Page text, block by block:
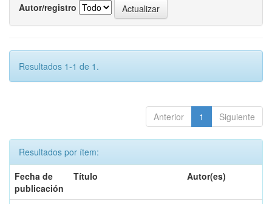
Autor/registro
Resultados 1-1 de 1.
Anterior 1 Siguiente
Resultados por ítem:
Fecha de
publicación
Título Autor(es)